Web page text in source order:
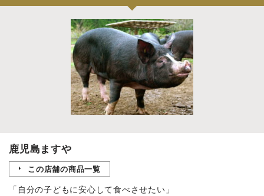
鹿児島ますや
この店舗の商品一覧
「自分の子どもに安心して食べさせたい」